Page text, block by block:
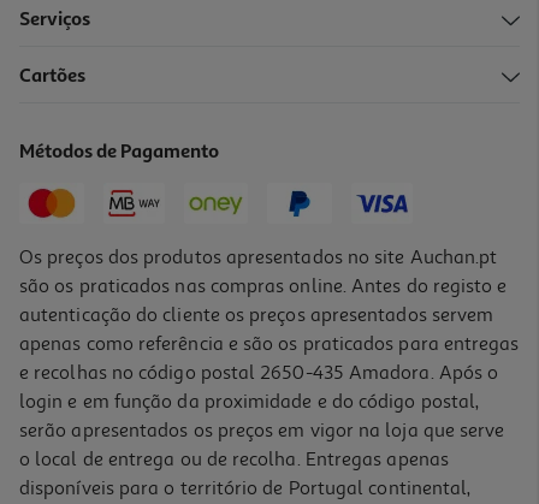
Serviços
Cartões
Métodos de Pagamento
Os preços dos produtos apresentados no site Auchan.pt
são os praticados nas compras online. Antes do registo e
autenticação do cliente os preços apresentados servem
apenas como referência e são os praticados para entregas
e recolhas no código postal 2650-435 Amadora. Após o
login e em função da proximidade e do código postal,
serão apresentados os preços em vigor na loja que serve
o local de entrega ou de recolha. Entregas apenas
disponíveis para o território de Portugal continental,